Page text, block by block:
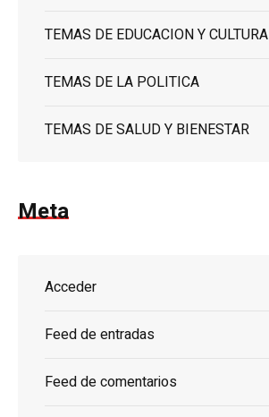
TEMAS DE EDUCACION Y CULTURA
TEMAS DE LA POLITICA
TEMAS DE SALUD Y BIENESTAR
Meta
Acceder
Feed de entradas
Feed de comentarios